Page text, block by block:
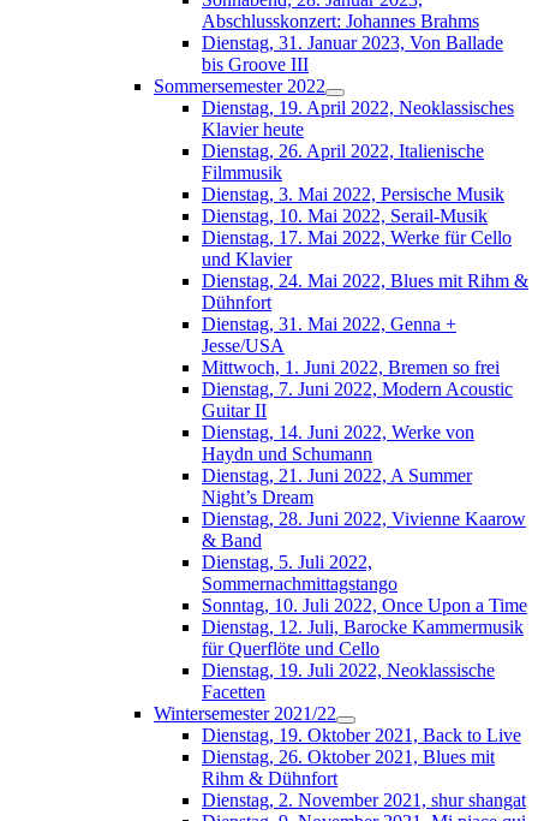
Abschlusskonzert: Johannes Brahms
Dienstag, 31. Januar 2023, Von Ballade
bis Groove III
Sommersemester 2022
Dienstag, 19. April 2022, Neoklassisches
Klavier heute
Dienstag, 26. April 2022, Italienische
Filmmusik
Dienstag, 3. Mai 2022, Persische Musik
Dienstag, 10. Mai 2022, Serail-Musik
Dienstag, 17. Mai 2022, Werke für Cello
und Klavier
Dienstag, 24. Mai 2022, Blues mit Rihm &
Dühnfort
Dienstag, 31. Mai 2022, Genna +
Jesse/USA
Mittwoch, 1. Juni 2022, Bremen so frei
Dienstag, 7. Juni 2022, Modern Acoustic
Guitar II
Dienstag, 14. Juni 2022, Werke von
Haydn und Schumann
Dienstag, 21. Juni 2022, A Summer
Night’s Dream
Dienstag, 28. Juni 2022, Vivienne Kaarow
& Band
Dienstag, 5. Juli 2022,
Sommernachmittagstango
Sonntag, 10. Juli 2022, Once Upon a Time
Dienstag, 12. Juli, Barocke Kammermusik
für Querflöte und Cello
Dienstag, 19. Juli 2022, Neoklassische
Facetten
Wintersemester 2021/22
Dienstag, 19. Oktober 2021, Back to Live
Dienstag, 26. Oktober 2021, Blues mit
Rihm & Dühnfort
Dienstag, 2. November 2021, shur shangat